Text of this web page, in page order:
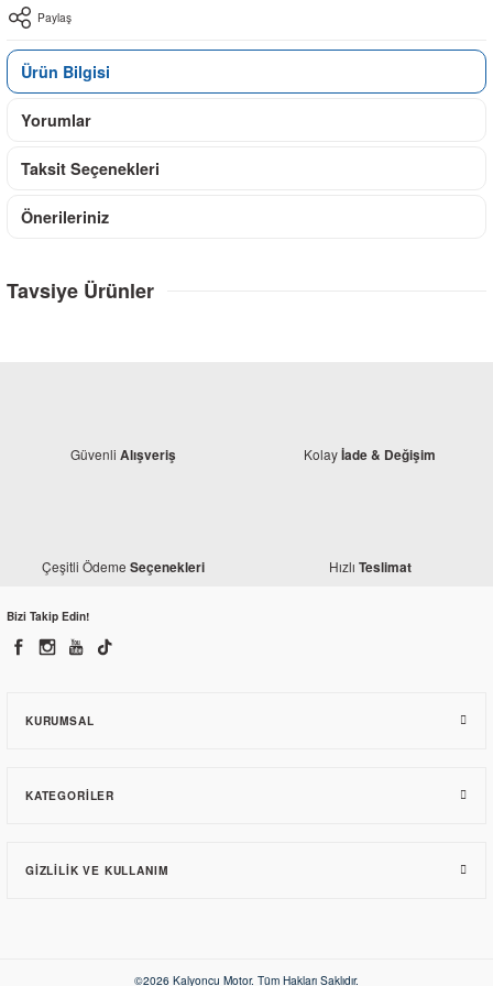
Paylaş
Ürün Bilgisi
Yorumlar
Taksit Seçenekleri
Önerileriniz
Tavsiye Ürünler
Güvenli Alışveriş Kolayİade & Değişim
Çeşitli Ödeme Seçenekleri Hızlı Teslimat
Bizi Takip Edin!
KURUMSAL
KATEGORILER
GIZLILIK VE KULLANIM
©2026 Kalyoncu Motor. Tüm Hakları Saklıdır.